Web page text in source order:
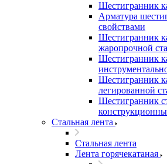
Шестигранник
Арматура
свойствами
Шестигранник
жаропрочной
Шестигранник
Шестигранник
легированной
Шестигранник
Стальная лента
Стальная лента
Лента горячекатаная